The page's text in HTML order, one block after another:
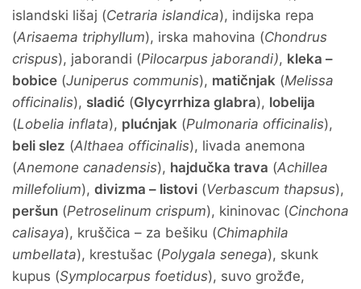
islandski lišaj (Cetraria islandica), indijska repa
(Arisaema triphyllum), irska mahovina (Chondrus
crispus), jaborandi (Pilocarpus jaborandi), kleka –
bobice (Juniperus communis), matičnjak (Melissa
officinalis), sladić (Glycyrrhiza glabra), lobelija
(Lobelia inflata), plućnjak (Pulmonaria officinalis),
beli slez (Althaea officinalis), livada anemona
(Anemone canadensis), hajdučka trava (Achillea
millefolium), divizma – listovi (Verbascum thapsus),
peršun (Petroselinum crispum), kininovac (Cinchona
calisaya), kruščica – za bešiku (Chimaphila
umbellata), krestušac (Polygala senega), skunk
kupus (Symplocarpus foetidus), suvo grožđe,